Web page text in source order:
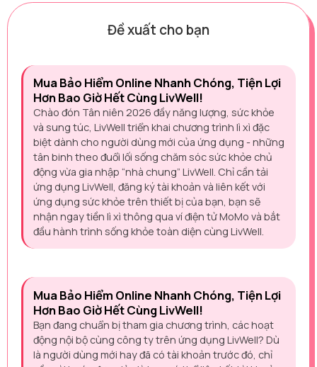
Đề xuất cho bạn
Mua Bảo Hiểm Online Nhanh Chóng, Tiện Lợi
Hơn Bao Giờ Hết Cùng LivWell!
Chào đón Tân niên 2026 đầy năng lượng, sức khỏe
và sung túc, LivWell triển khai chương trình lì xì đặc
biệt dành cho người dùng mới của ứng dụng - những
tân binh theo đuổi lối sống chăm sóc sức khỏe chủ
động vừa gia nhập “nhà chung” LivWell. Chỉ cần tải
ứng dụng LivWell, đăng ký tài khoản và liên kết với
ứng dụng sức khỏe trên thiết bị của bạn, bạn sẽ
nhận ngay tiền lì xì thông qua ví điện tử MoMo và bắt
đầu hành trình sống khỏe toàn diện cùng LivWell.
Mua Bảo Hiểm Online Nhanh Chóng, Tiện Lợi
Hơn Bao Giờ Hết Cùng LivWell!
Bạn đang chuẩn bị tham gia chương trình, các hoạt
động nội bộ cùng công ty trên ứng dụng LivWell? Dù
là người dùng mới hay đã có tài khoản trước đó, chỉ